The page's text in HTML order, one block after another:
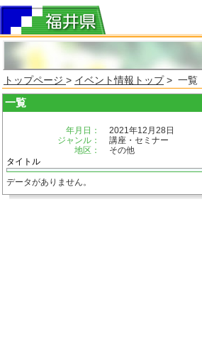
トップページ > イベント情報トップ> 一覧
一覧
年月日：
2021年12月28日
ジャンル：
講座・セミナー
地区：
その他
タイトル
データがありません。